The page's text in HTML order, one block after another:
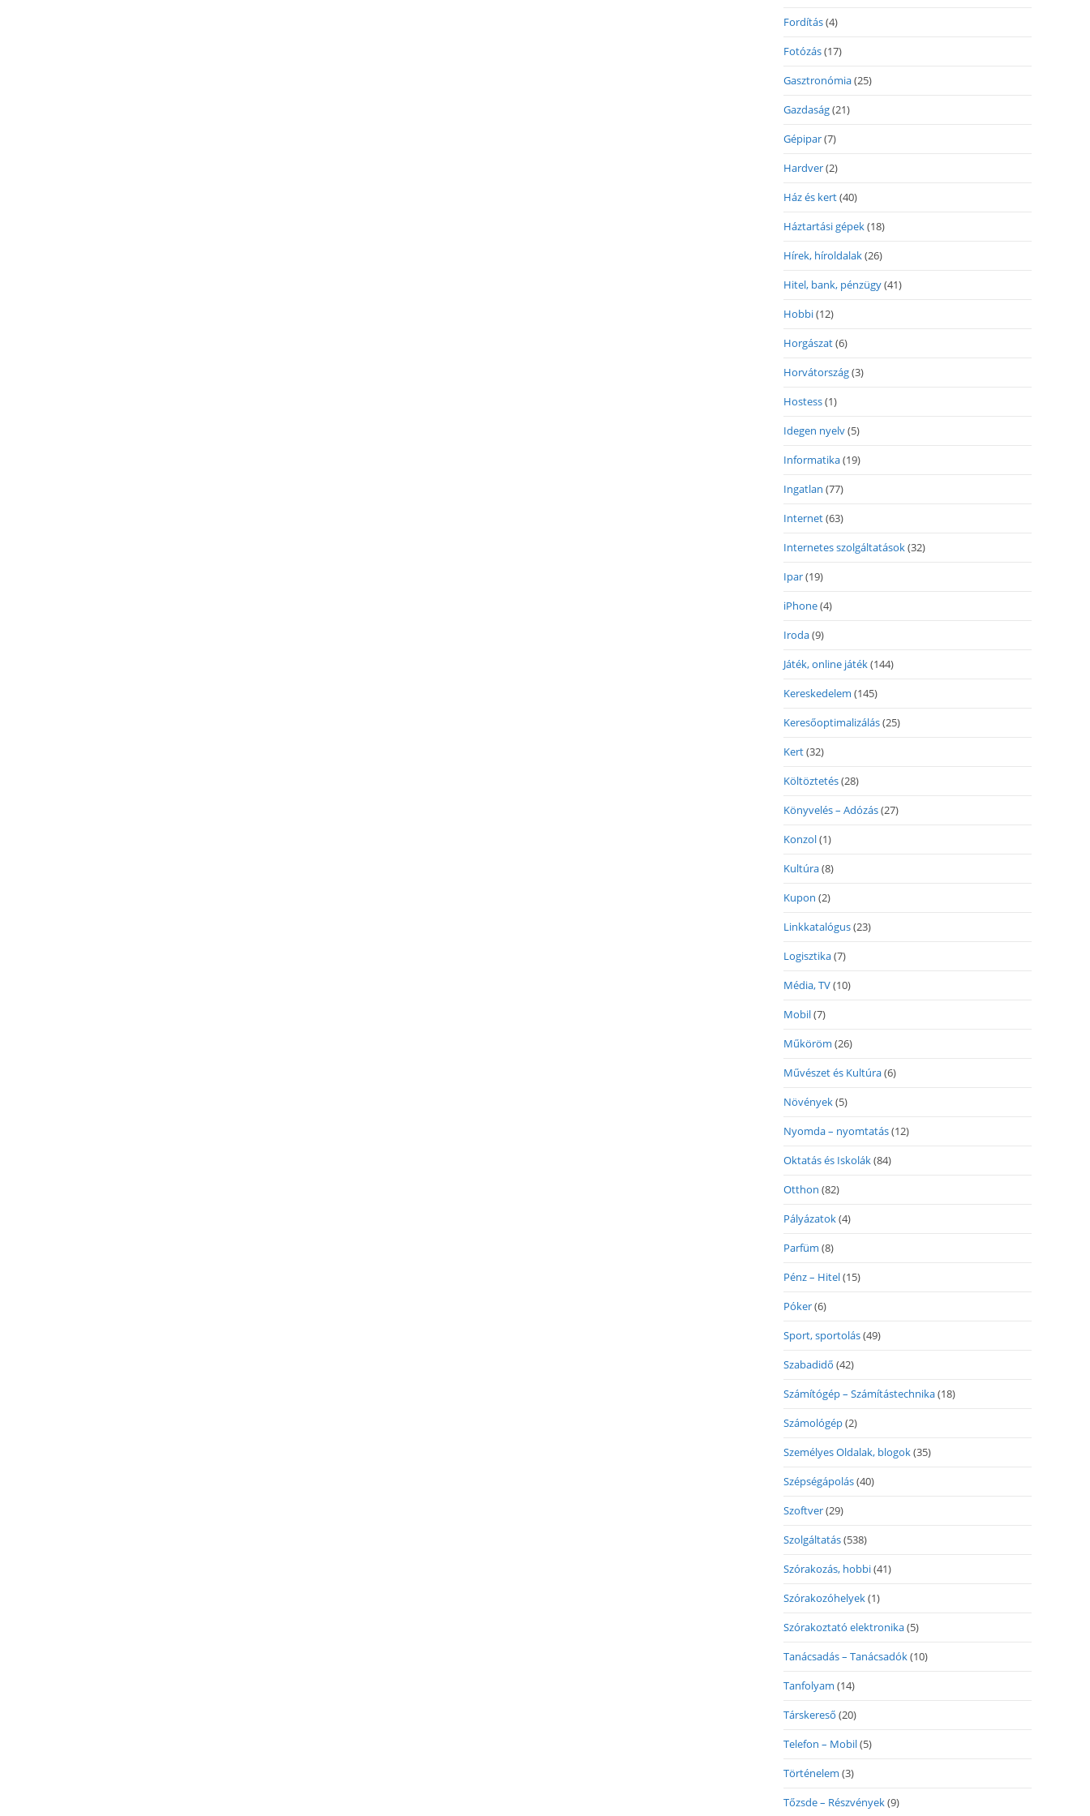
Fordítás(4)
Fotózás(17)
Gasztronómia(25)
Gazdaság(21)
Gépipar(7)
Hardver(2)
Ház és kert(40)
Háztartási gépek(18)
Hírek, híroldalak(26)
Hitel, bank, pénzügy(41)
Hobbi(12)
Horgászat(6)
Horvátország(3)
Hostess(1)
Idegen nyelv(5)
Informatika(19)
Ingatlan (77)
Internet(63)
Internetes szolgáltatások(32)
Ipar(19)
iPhone(4)
Iroda(9)
Játék, online játék(144)
Kereskedelem (145)
Keresőoptimalizálás(25)
Kert(32)
Költöztetés(28)
Könyvelés – Adózás(27)
Konzol(1)
Kultúra(8)
Kupon (2)
Linkkatalógus(23)
Logisztika(7)
Média, TV(10)
Mobil(7)
Műköröm (26)
Művészet és Kultúra(6)
Növények(5)
Nyomda – nyomtatás(12)
Oktatás és Iskolák(84)
Otthon (82)
Pályázatok(4)
Parfüm (8)
Pénz – Hitel(15)
Póker(6)
Sport, sportolás(49)
Szabadidő (42)
Számítógép – Számítástechnika(18)
Számológép(2)
Személyes Oldalak, blogok(35)
Szépségápolás(40)
Szoftver(29)
Szolgáltatás(538)
Szórakozás, hobbi(41)
Szórakozóhelyek(1)
Szórakoztató elektronika(5)
Tanácsadás – Tanácsadók(10)
Tanfolyam (14)
Társkereső (20)
Telefon – Mobil(5)
Történelem (3)
Tőzsde – Részvények(9)